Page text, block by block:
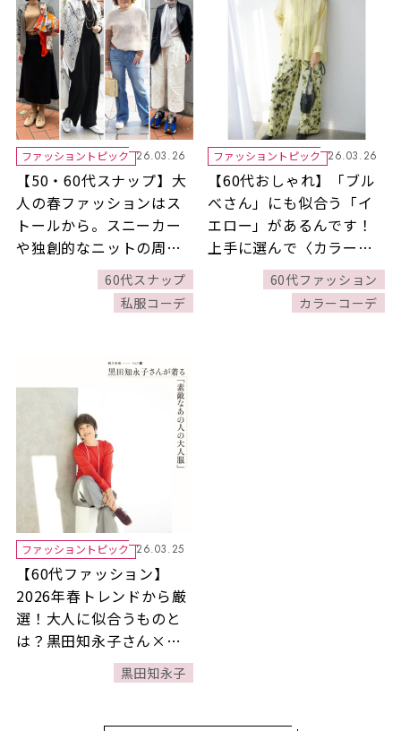
ファッショントピック 26.03.26
【50・60代スナップ】大
人の春ファッションはス
トールから。スニーカー
や独創的なニットの周り
と差がつくスタイルも！
60代スナップ
私服コーデ
ファッショントピック 26.03.26
【60代おしゃれ】「ブル
べさん」にも似合う「イ
エロー」があるんです！
上手に選んで〈カラーフ
ァッション〉を楽しみま
しょう♪
60代ファッション
カラーコーデ
ファッショントピック 26.03.25
【60代ファッション】
2026年春トレンドから厳
選！大人に似合うものと
は？黒田知永子さん×樋
田直子さんが対談【隔月
連載／黒⽥知永⼦さんが
黒田知永子